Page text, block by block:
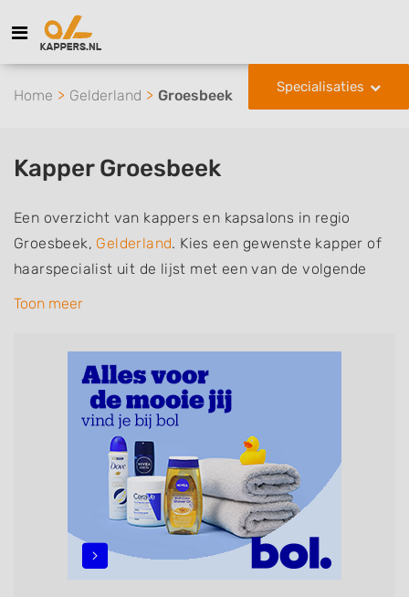
Specialisaties
Home Gelderland Groesbeek
Kapper Groesbeek
Een overzicht van kappers en kapsalons in regio
Groesbeek, Gelderland. Kies een gewenste kapper of
haarspecialist uit de lijst met een van de volgende
specialisaties of aantekeningen: mannen of
zonder afspraak terecht kunt. De vermelde kappers
kunnen uw haren wassen, knippen, föhnen en kleuren,
maar ook helpen met extensions, balyage, invlechten,
opsteken, weave, een keratinebehandeling, een
permanent, een bruidkapsel, make-up & visagie,
epileren, schoonheidsbehandelingen, het trimmen van
een baard en pruiken. U kunt de zoekresultaten
filteren met behulp van de specialisatie filter en u
Toon meer